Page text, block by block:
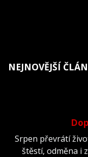
NEJNOVĚJŠÍ
Srpen převrátí
štěstí, odměna i